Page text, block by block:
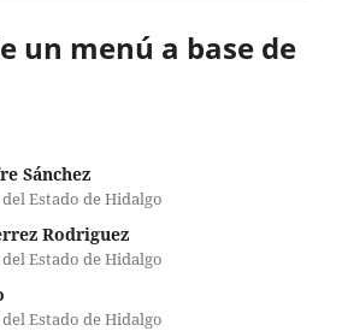
un menú a base de
Sánchez
Estado de Hidalgo
Rodriguez
Estado de Hidalgo
Estado de Hidalgo